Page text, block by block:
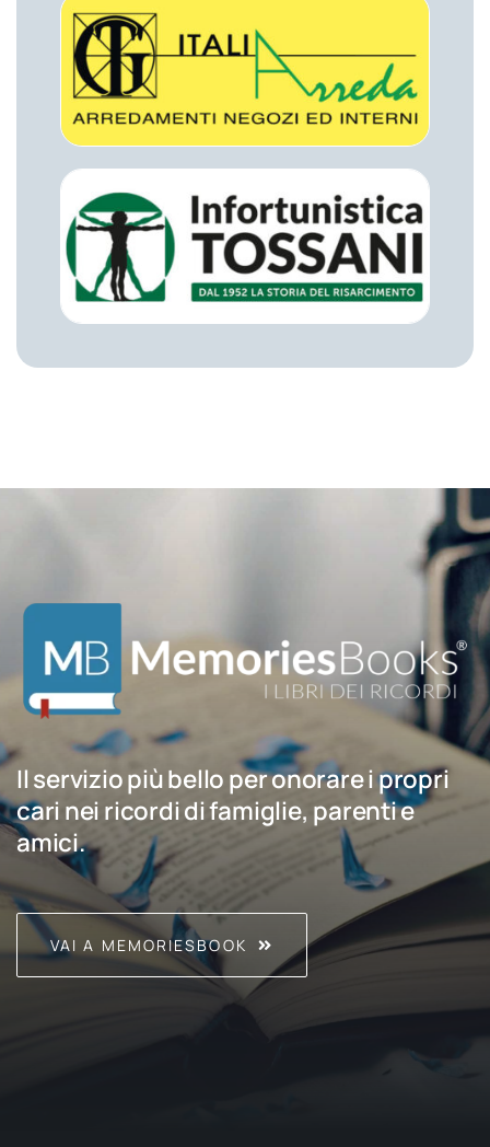
Il servizio più bello per onorare i propri
cari nei ricordi di famiglie, parenti e
amici.
VAI A MEMORIESBOOK